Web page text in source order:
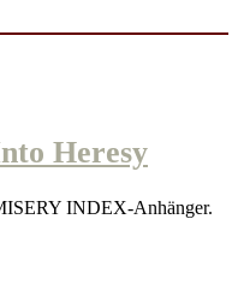
Heresy
INDEX-Anhänger.